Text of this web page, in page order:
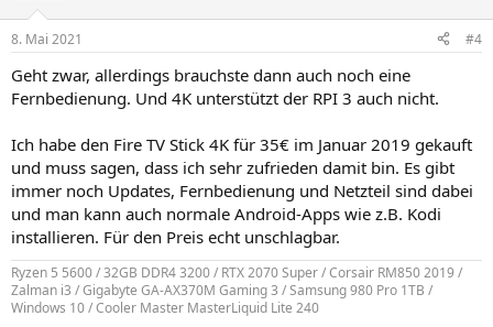
e
:
8. Mai 2021 #4
Geht zwar, allerdings brauchste dann auch noch eine
Fernbedienung. Und 4K unterstützt der RPI 3 auch nicht.
Ich habe den Fire TV Stick 4K für 35€ im Januar 2019 gekauft
und muss sagen, dass ich sehr zufrieden damit bin. Es gibt
immer noch Updates, Fernbedienung und Netzteil sind dabei
und man kann auch normale Android-Apps wie z.B. Kodi
installieren. Für den Preis echt unschlagbar.
Ryzen 5 5600 / 32GB DDR4 3200 / RTX 2070 Super / Corsair RM850 2019 /
Zalman i3 / Gigabyte GA-AX370M Gaming 3 / Samsung 980 Pro 1TB /
Windows 10 / Cooler Master MasterLiquid Lite 240